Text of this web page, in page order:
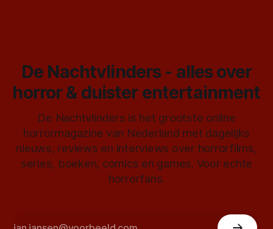
De Nachtvlinders - alles over
horror & duister entertainment
De Nachtvlinders is het grootste online
horrormagazine van Nederland met dagelijks
nieuws, reviews en interviews over horrorfilms,
series, boeken, comics en games. Voor echte
horrorfans.